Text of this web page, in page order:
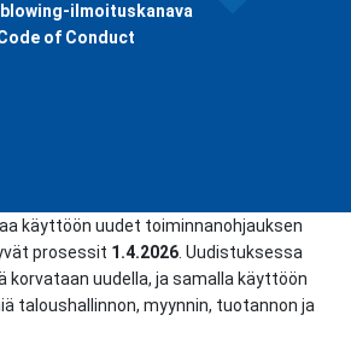
ilmoituskanava
of Conduct
käyttöön uudet toiminnanohjauksen
prosessit 1.4.2026. Uudistuksessa
korvataan uudella, ja samalla käyttöön
taloushallinnon, myynnin, tuotannon ja